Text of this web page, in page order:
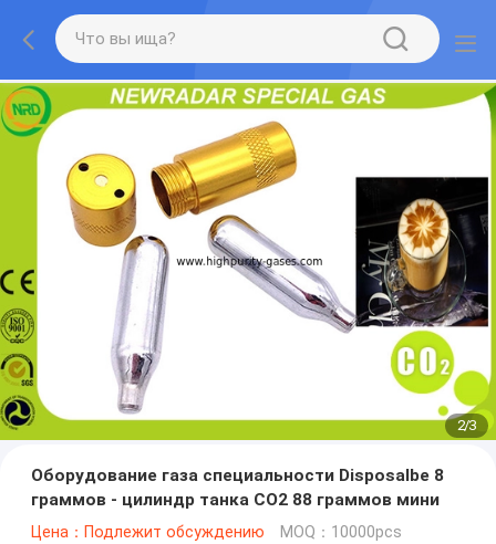
2/3
Оборудование газа специальности Disposalbe 8
граммов - цилиндр танка СО2 88 граммов мини
Цена：Подлежит обсуждению MOQ：10000pcs